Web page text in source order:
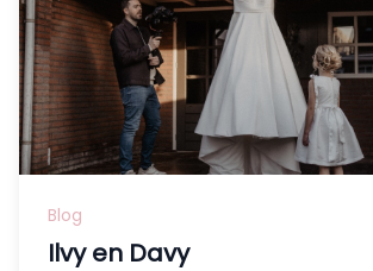
Blog
Ilvy en Davy